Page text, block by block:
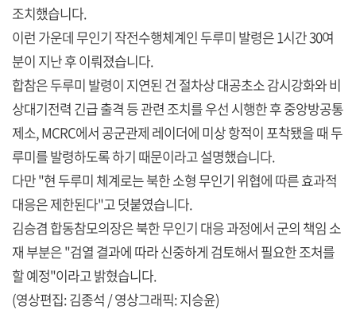
조치했습니다.
이런 가운데 무인기 작전수행체계인 두루미 발령은 1시간 30여
분이 지난 후 이뤄졌습니다.
합참은 두루미 발령이 지연된 건 절차상 대공초소 감시강화와 비
상대기전력 긴급 출격 등 관련 조치를 우선 시행한 후 중앙방공통
제소, MCRC에서 공군관제 레이더에 미상 항적이 포착됐을 때 두
루미를 발령하도록 하기 때문이라고 설명했습니다.
다만 "현 두루미 체계로는 북한 소형 무인기 위협에 따른 효과적
대응은 제한된다"고 덧붙였습니다.
김승겸 합동참모의장은 북한 무인기 대응 과정에서 군의 책임 소
재 부분은 "검열 결과에 따라 신중하게 검토해서 필요한 조처를
할 예정"이라고 밝혔습니다.
(영상편집: 김종석 / 영상그래픽: 지승윤)